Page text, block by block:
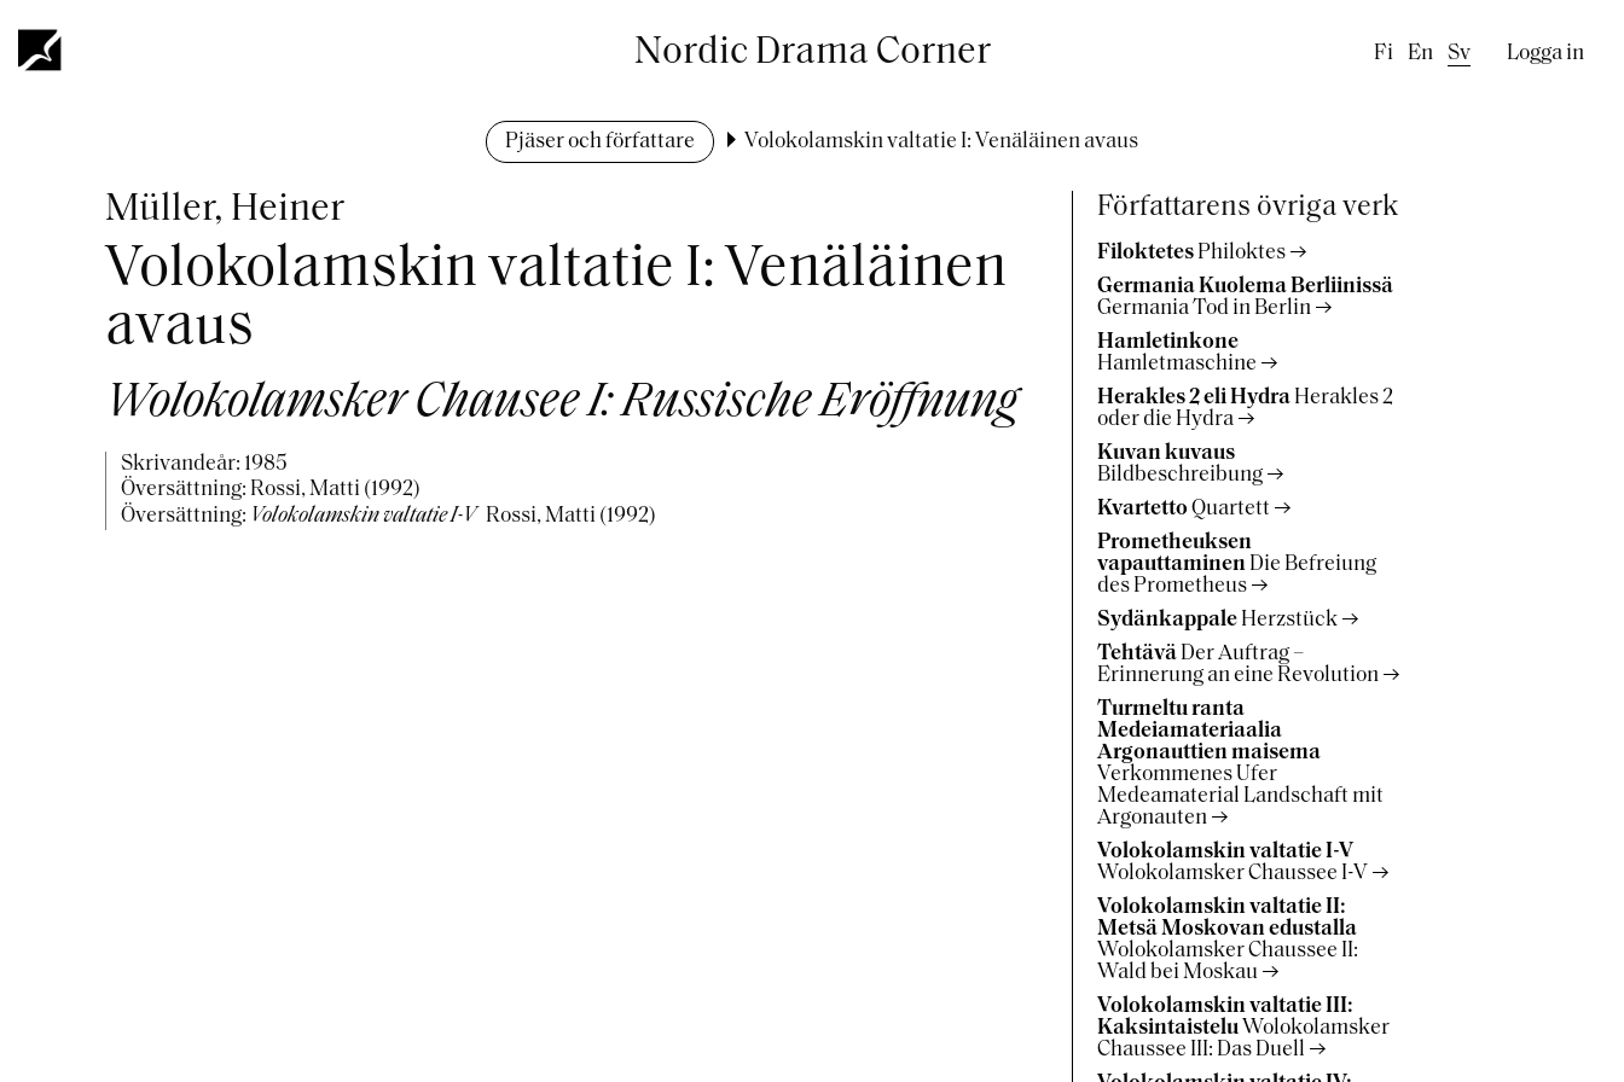
till
huvudinnehåll
Nordic Drama Corner Fi En Sv Logga in
Pjäser och författare Volokolamskin valtatie I: Venäläinen avaus
Müller, Heiner
Volokolamskin valtatie I: Venäläinen
avaus
Wolokolamsker Chausee I: Russische Eröffnung
Skrivandeår: 1985
Översättning: Rossi, Matti (1992)
Översättning: Volokolamskin valtatie I-V Rossi, Matti (1992)
Författarens övriga verk
Filoktetes Philoktes
Germania Kuolema Berliinissä
Germania Tod in Berlin
Hamletinkone
Hamletmaschine
Herakles 2 eli Hydra Herakles 2
oder die Hydra
Kuvan kuvaus
Bildbeschreibung
KvartettoQuartett
Prometheuksen
vapauttaminen Die Befreiung
des Prometheus
Sydänkappale Herzstück
Tehtävä Der Auftrag –
Erinnerung an eine Revolution
Turmeltu ranta
Medeiamateriaalia
Argonauttien maisema
Verkommenes Ufer
Medeamaterial Landschaft mit
Argonauten
Volokolamskin valtatie I-V
Wolokolamsker Chaussee I-V
Volokolamskin valtatie II:
Metsä Moskovan edustalla
Wolokolamsker Chaussee II:
Wald bei Moskau
Volokolamskin valtatie III:
Kaksintaistelu Wolokolamsker
Chaussee III: Das Duell